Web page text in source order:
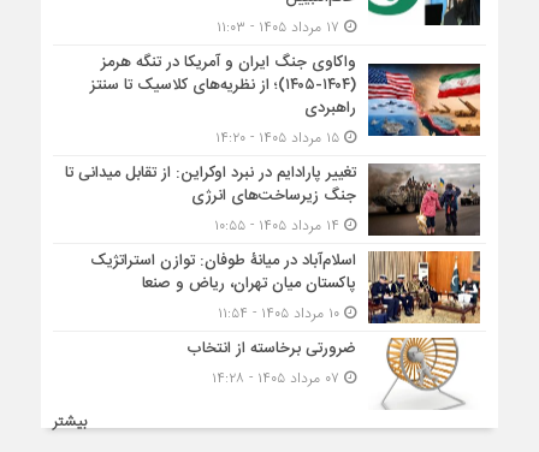
واکاوی جنگ ایران و آمریکا در تنگه هرمز
(۱۴۰۴-۱۴۰۵)؛ از نظریه‌های کلاسیک تا سنتز
راهبردی
۱۵ مرداد ۱۴۰۵ - ۱۴:۲۰
تغییر پارادایم در نبرد اوکراین: از تقابل میدانی تا
جنگ زیرساخت‌های انرژی
اسلام‌آباد در میانۀ طوفان: توازن استراتژیک
پاکستان میان تهران، ریاض و صنعا
۱۰ مرداد ۱۴۰۵ - ۱۱:۵۴
ضرورتی برخاسته از انتخاب
بیشتر